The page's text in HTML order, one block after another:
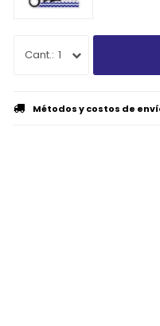
1
Métodos y costos de